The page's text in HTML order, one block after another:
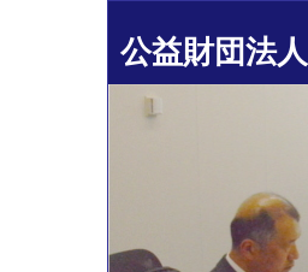
公益財団法人